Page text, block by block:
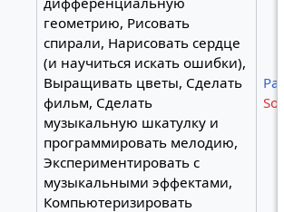
геометрию, Рисовать
спирали, Нарисовать сердце
(и научиться искать ошибки),
Выращивать цветы, Сделать
фильм, Сделать
музыкальную шкатулку и
программировать мелодию,
Экспериментировать с
музыкальными эффектами,
Компьютеризировать